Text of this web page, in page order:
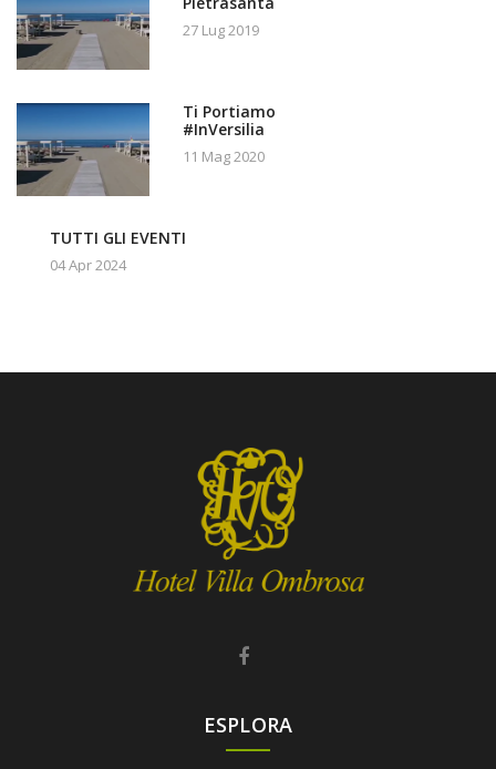
27 Lug 2019
Ti Portiamo
#InVersilia
11 Mag 2020
TUTTI GLI EVENTI
04 Apr 2024
ESPLORA